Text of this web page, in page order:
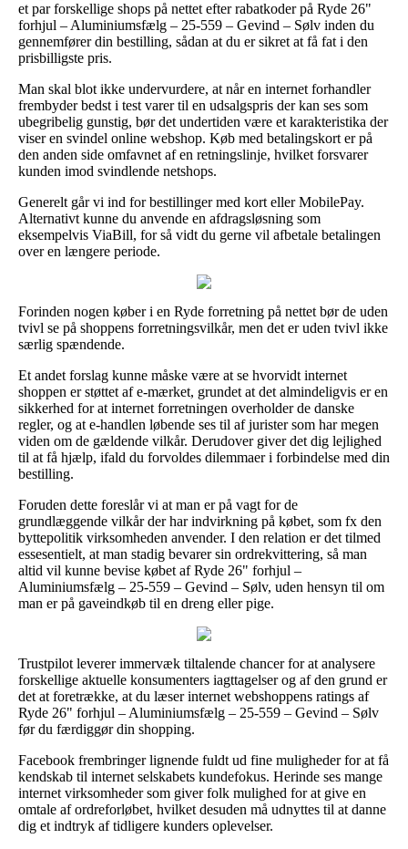
et par forskellige shops på nettet efter rabatkoder på Ryde 26"
forhjul – Aluminiumsfælg – 25-559 – Gevind – Sølv inden du
gennemfører din bestilling, sådan at du er sikret at få fat i den
prisbilligste pris.
Man skal blot ikke undervurdere, at når en internet forhandler
frembyder bedst i test varer til en udsalgspris der kan ses som
ubegribelig gunstig, bør det undertiden være et karakteristika der
viser en svindel online webshop. Køb med betalingskort er på
den anden side omfavnet af en retningslinje, hvilket forsvarer
kunden imod svindlende netshops.
Generelt går vi ind for bestillinger med kort eller MobilePay.
Alternativt kunne du anvende en afdragsløsning som
eksempelvis ViaBill, for så vidt du gerne vil afbetale betalingen
over en længere periode.
Forinden nogen køber i en Ryde forretning på nettet bør de uden
tvivl se på shoppens forretningsvilkår, men det er uden tvivl ikke
særlig spændende.
Et andet forslag kunne måske være at se hvorvidt internet
shoppen er støttet af e-mærket, grundet at det almindeligvis er en
sikkerhed for at internet forretningen overholder de danske
regler, og at e-handlen løbende ses til af jurister som har megen
viden om de gældende vilkår. Derudover giver det dig lejlighed
til at få hjælp, ifald du forvoldes dilemmaer i forbindelse med din
bestilling.
Foruden dette foreslår vi at man er på vagt for de
grundlæggende vilkår der har indvirkning på købet, som fx den
byttepolitik virksomheden anvender. I den relation er det tilmed
essesentielt, at man stadig bevarer sin ordrekvittering, så man
altid vil kunne bevise købet af Ryde 26" forhjul –
Aluminiumsfælg – 25-559 – Gevind – Sølv, uden hensyn til om
man er på gaveindkøb til en dreng eller pige.
Trustpilot leverer immervæk tiltalende chancer for at analysere
forskellige aktuelle konsumenters iagttagelser og af den grund er
det at foretrække, at du læser internet webshoppens ratings af
Ryde 26" forhjul – Aluminiumsfælg – 25-559 – Gevind – Sølv
før du færdiggør din shopping.
Facebook frembringer lignende fuldt ud fine muligheder for at få
kendskab til internet selskabets kundefokus. Herinde ses mange
internet virksomheder som giver folk mulighed for at give en
omtale af ordreforløbet, hvilket desuden må udnyttes til at danne
dig et indtryk af tidligere kunders oplevelser.